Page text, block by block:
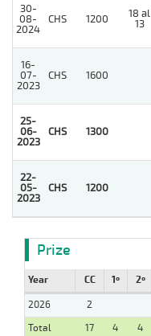
30-
08-
2024
CHS 1200
18 al
13
16-
07-
2023
CHS 1600
25-
06-
2023
CHS 1300
22-
05-
2023
CHS 1200
Prize
Year CC 1º 2º
2026 2
Total
17 4 4